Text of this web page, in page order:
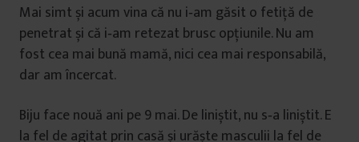
Mai simt și acum vina că nu i‑am găsit o fetiță de
penetrat și că i‑am retezat brusc opțiunile. Nu am
fost cea mai bună mamă, nici cea mai responsabilă,
dar am încercat.
Biju face nouă ani pe 9 mai. De liniștit, nu s‑a liniștit. E
la fel de agitat prin casă și urăște masculii la fel de